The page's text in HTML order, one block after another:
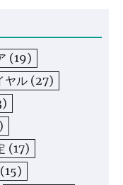
(19)
ヤル (27)
(17)
(15)